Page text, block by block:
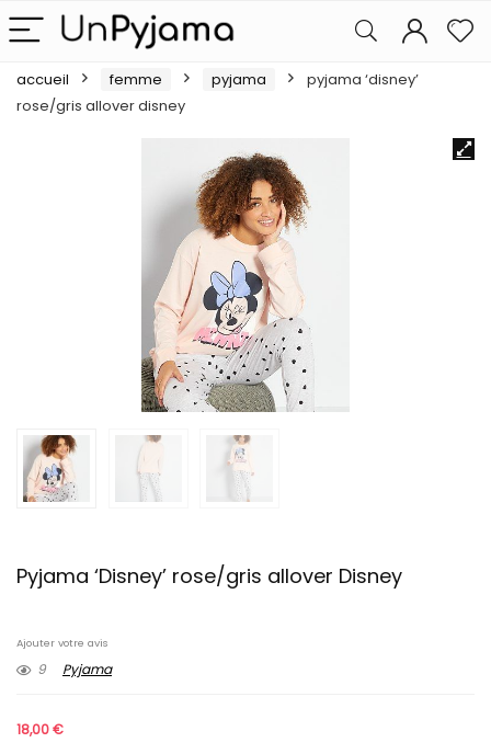
accueil femme pyjama
pyjama ‘disney’
rose/gris allover disney
Pyjama ‘Disney’ rose/gris allover Disney
Ajouter votre avis
9 Pyjama
18,00€